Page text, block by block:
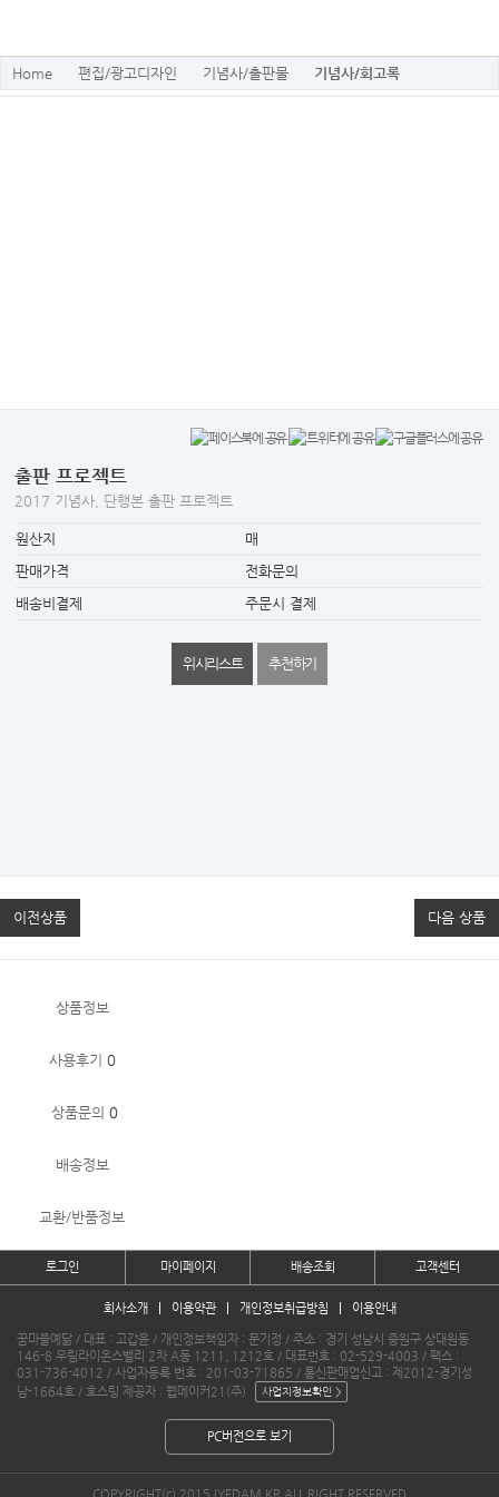
Home 편집/광고디자인 기념사/출판물 기념사/회고록
출판 프로젝트
2017 기념사, 단행본 출판 프로젝트
원산지
매
판매가격
전화문의
배송비결제
주문시 결제
위시리스트 추천하기
이전상품 다음 상품
상품정보
사용후기 0
상품문의 0
배송정보
교환/반품정보
로그인 마이페이지 배송조회 고객센터
회사소개 이용약관 개인정보취급방침 이용안내
꿈마을예닮 / 대표 : 고갑윤 / 개인정보책임자 : 문기정 / 주소 : 경기 성남시 중원구 상대원동
146-8 우림라이온스밸리 2차 A동 1211, 1212호 / 대표번호 : 02-529-4003 / 팩스 :
031-736-4012 / 사업자등록 번호 : 201-03-71865 / 통신판매업신고 : 제2012-경기성
남-1664호 / 호스팅 제공자 : 웹메이커21(주)
PC버전으로 보기